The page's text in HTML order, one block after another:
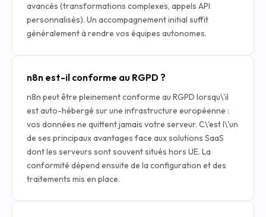
avancés (transformations complexes, appels API
personnalisés). Un accompagnement initial suffit
généralement à rendre vos équipes autonomes.
n8n est-il conforme au RGPD ?
n8n peut être pleinement conforme au RGPD lorsqu\'il
est auto-hébergé sur une infrastructure européenne :
vos données ne quittent jamais votre serveur. C\'est l\'un
de ses principaux avantages face aux solutions SaaS
dont les serveurs sont souvent situés hors UE. La
conformité dépend ensuite de la configuration et des
traitements mis en place.